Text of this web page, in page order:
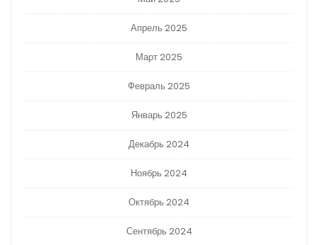
Апрель 2025
Март 2025
Февраль 2025
Январь 2025
Декабрь 2024
Ноябрь 2024
Октябрь 2024
Сентябрь 2024